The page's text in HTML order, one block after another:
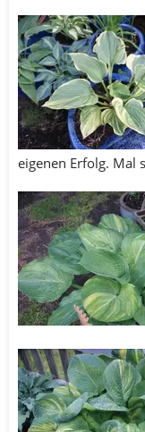
eigenen Erfolg. Mal